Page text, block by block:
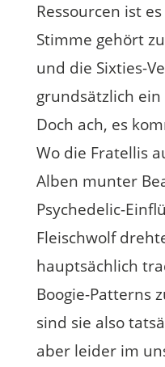
Ressourcen ist
Stimme gehört
und die Sixties-
grundsätzlich
Doch ach, es
Wo die Fratellis
Alben munter
Psychedelic-
Fleischwolf
hauptsächlich
Boogie-Patterns
sind sie also
aber leider im